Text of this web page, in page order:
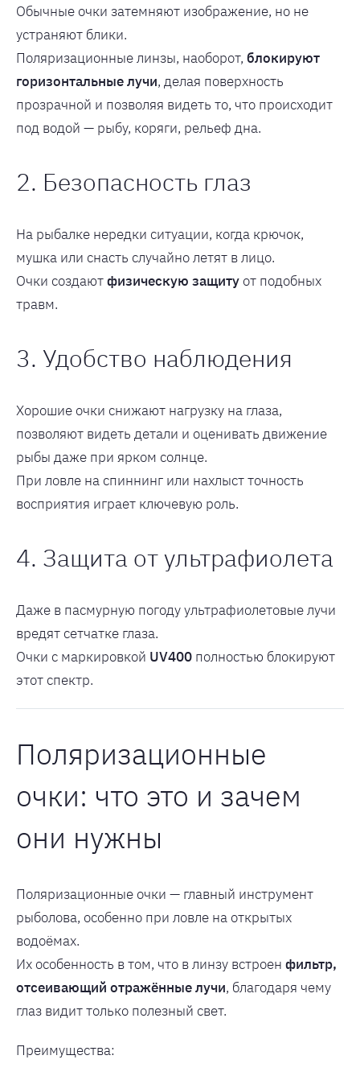
Обычные очки затемняют изображение, но не
устраняют блики.
Поляризационные линзы, наоборот, блокируют
горизонтальные лучи, делая поверхность
прозрачной и позволяя видеть то, что происходит
под водой — рыбу, коряги, рельеф дна.
2. Безопасность глаз
На рыбалке нередки ситуации, когда крючок,
мушка или снасть случайно летят в лицо.
Очки создаютфизическую защиту от подобных
травм.
3. Удобство наблюдения
Хорошие очки снижают нагрузку на глаза,
позволяют видеть детали и оценивать движение
рыбы даже при ярком солнце.
При ловле на спиннинг или нахлыст точность
восприятия играет ключевую роль.
4. Защита от ультрафиолета
Даже в пасмурную погоду ультрафиолетовые лучи
вредят сетчатке глаза.
Очки с маркировкой UV400 полностью блокируют
этот спектр.
Поляризационные
очки: что это и зачем
они нужны
Поляризационные очки — главный инструмент
рыболова, особенно при ловле на открытых
водоёмах.
Их особенность в том, что в линзу встроен фильтр,
отсеивающий отражённые лучи, благодаря чему
глаз видит только полезный свет.
Преимущества: